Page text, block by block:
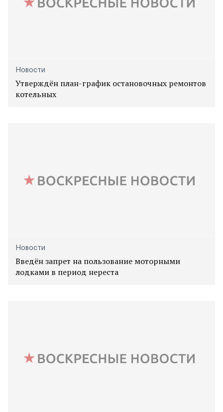
Новости
Утверждён план-график остановочных ремонтов
котельных
Новости
Введён запрет на пользование моторными
лодками в период нереста